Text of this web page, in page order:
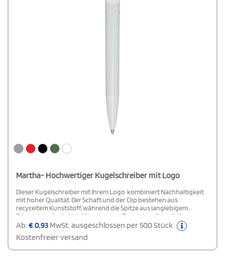
Martha- Hochwertiger Kugelschreiber mit Logo
Dieser Kugelschreiber mit Ihrem Logo kombiniert Nachhaltigkeit
mit hoher Qualität. Der Schaft und der Clip bestehen aus
recyceltem Kunststoff, während die Spitze aus langlebigem
Edelstahl gefertigt ist. Mit schwarzer Tinte, einer Schreiblänge von
3000 Metern und einer Strichstärke von 1,00 mm bietet der Stift
präzises und angenehmes Schreiben. Ideal für nachhaltige
Werbemaßnahmen und lange Einsatzzeiten.
Ab:€0,93 MwSt. ausgeschlossen per 500 Stück
Kostenfreier versand